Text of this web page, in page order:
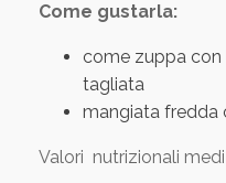
Come gustarla:
come zuppa
tagliata
mangiata fredda
Valori nutrizionali